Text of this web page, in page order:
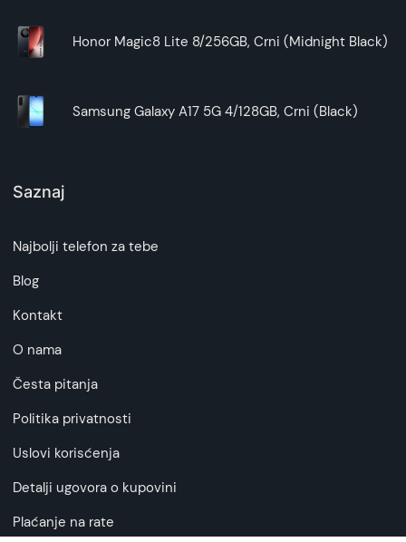
Honor Magic8 Lite 8/256GB, Crni (Midnight Black)
Samsung Galaxy A17 5G 4/128GB, Crni (Black)
Saznaj
Najbolji telefon za tebe
Blog
Kontakt
O nama
Česta pitanja
Politika privatnosti
Uslovi korisćenja
Detalji ugovora o kupovini
Plaćanje na rate